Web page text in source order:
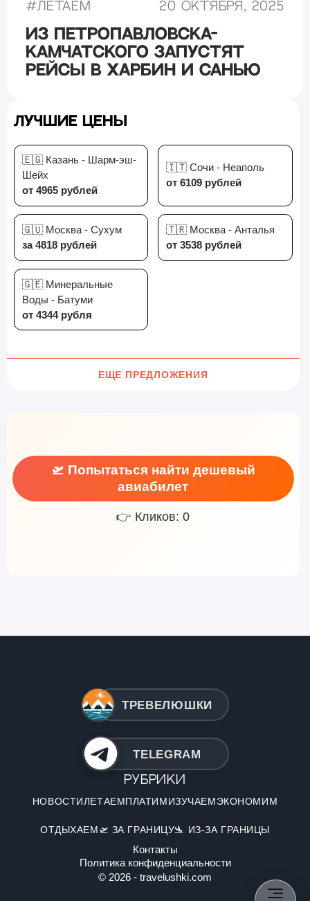
#Летаем 20 октября, 2025
Из Петропавловска-
Камчатского запустят
рейсы в Харбин и Санью
Лучшие цены
🇪🇬 Казань - Шарм-эш-
Шейх
от 4965 рублей
🇮🇹 Сочи - Неаполь
от 6109 рублей
🇬🇺 Москва - Сухум
за 4818 рублей
🇹🇷 Москва - Анталья
от 3538 рублей
🇬🇪 Минеральные
Воды - Батуми
от 4344 рубля
ЕЩЕ ПРЕДЛОЖЕНИЯ
🛫 Попытаться найти дешевый
авиабилет
👉 Кликов: 0
ТРЕВЕЛЮШКИ
TELEGRAM
Рубрики
НОВОСТИЛЕТАЕМПЛАТИМИЗУЧАЕМЭКОНОМИМ
ОТДЫХАЕМ🛫 ЗА ГРАНИЦУ🛬 ИЗ-ЗА ГРАНИЦЫ
Контакты
Политика конфиденциальности
© 2026 - travelushki.com